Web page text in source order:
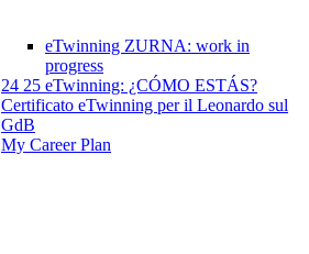
eTwinning ZURNA: work in
progress
24 25 eTwinning: ¿CÓMO ESTÁS?
Certificato eTwinning per il Leonardo sul
GdB
My Career Plan